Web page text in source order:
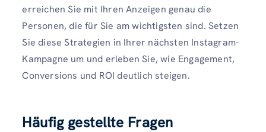
erreichen Sie mit Ihren Anzeigen genau die
Personen, die für Sie am wichtigsten sind. Setzen
Sie diese Strategien in Ihrer nächsten Instagram-
Kampagne um und erleben Sie, wie Engagement,
Conversions und ROI deutlich steigen.
Häufig gestellte Fragen